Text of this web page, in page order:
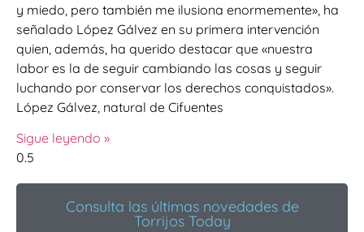
y miedo, pero también me ilusiona enormemente», ha
señalado López Gálvez en su primera intervención
quien, además, ha querido destacar que «nuestra
labor es la de seguir cambiando las cosas y seguir
luchando por conservar los derechos conquistados».
López Gálvez, natural de Cifuentes
Sigue leyendo »
Consulta las últimas novedades de
Torrijos Today